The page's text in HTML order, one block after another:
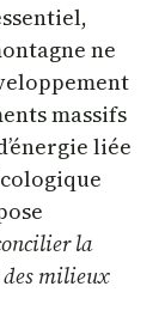
ne
massifs
liée
la
des milieux